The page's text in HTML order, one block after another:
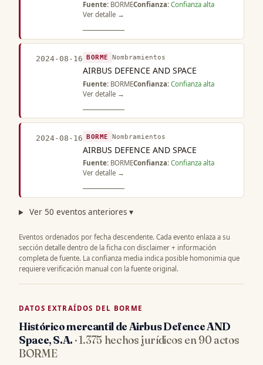
Fuente: BORMEConfianza: Confianza alta
Ver detalle →
2024-08-16 BORME Nombramientos
AIRBUS DEFENCE AND SPACE
Fuente: BORMEConfianza: Confianza alta
Ver detalle →
2024-08-16 BORME Nombramientos
AIRBUS DEFENCE AND SPACE
Fuente: BORMEConfianza: Confianza alta
Ver detalle →
Ver 50 eventos anteriores ▾
Eventos ordenados por fecha descendente. Cada evento enlaza a su
sección detalle dentro de la ficha con disclaimer + información
completa de fuente. La confianza media indica posible homonimia que
requiere verificación manual con la fuente original.
DATOS EXTRAÍDOS DEL BORME
Histórico mercantil de Airbus Defence AND
Space, S.A. · 1.375 hechos jurídicos en 90 actos
BORME